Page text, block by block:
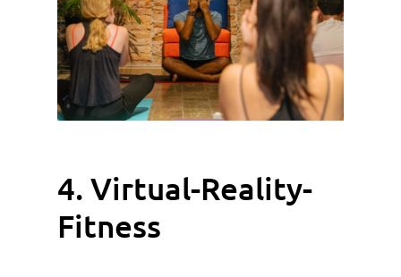
4. Virtual-Reality-
Fitness